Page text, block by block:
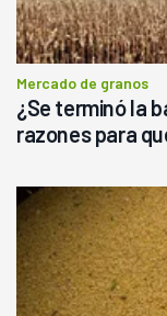
Mercado de granos
¿Se terminó la
razones para